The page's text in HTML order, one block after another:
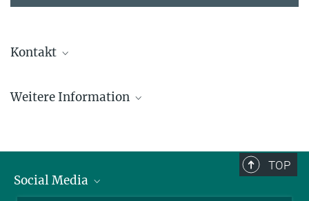
Kontakt
Leiterin Öffentlichkeitsarbeit
Dr. Werner Curdt
Weitere Information
SoHO-Homepage der NASA
Datenbank mit täglichen SoHO-Aufnahmen der
TOP
Social Media